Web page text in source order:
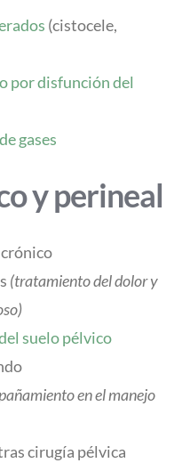
(cistocele,
por disfunción del
gases
y perineal
(tratamiento del dolor y
suelo pélvico
en el manejo
cirugía pélvica